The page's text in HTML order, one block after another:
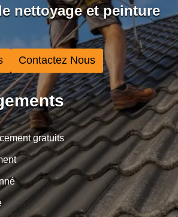
nettoyage et peinture
Contactez Nous
gratuits